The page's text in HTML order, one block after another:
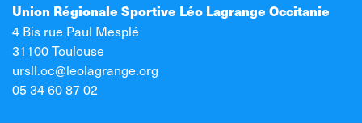
Union Régionale Sportive Léo Lagrange Occitanie
4 Bis rue Paul Mesplé
31100 Toulouse
ursll.oc@leolagrange.org
05 34 60 87 02